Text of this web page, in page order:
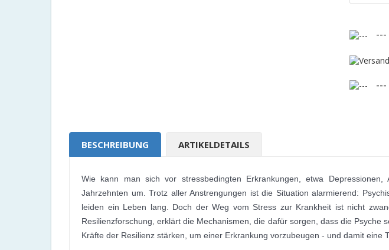
---
---
BESCHREIBUNG ARTIKELDETAILS
Wie kann man sich vor stressbedingten Erkrankungen, etwa
Jahrzehnten um. Trotz aller Anstrengungen ist die Situation alarmierend:
leiden ein Leben lang. Doch der Weg vom Stress zur Krankheit ist nicht
Resilienzforschung, erklärt die Mechanismen, die dafür sorgen, dass die
Kräfte der Resilienz stärken, um einer Erkrankung vorzubeugen - und damit eine